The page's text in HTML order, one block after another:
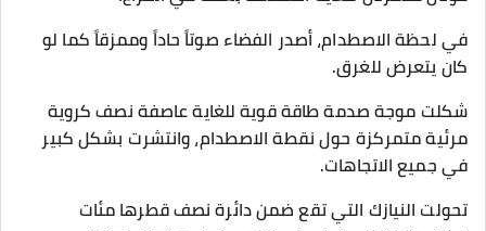
في لحظة الاصطدام، أصدر الفضاء صوتاً حاداً وممزقاً كما لو
كان يتعرض للغرق.
شكلت موجة صدمة طاقة قوية للغاية عاصفة نصف كروية
مرئية متمركزة حول نقطة الاصطدام، وانتشرت بشكل كبير
في جميع الاتجاهات.
تحولت النيازك التي تقع ضمن دائرة نصف قطرها مئات